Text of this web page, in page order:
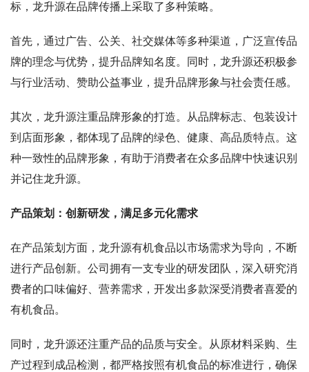
标，龙升源在品牌传播上采取了多种策略。
首先，通过广告、公关、社交媒体等多种渠道，广泛宣传品
牌的理念与优势，提升品牌知名度。同时，龙升源还积极参
与行业活动、赞助公益事业，提升品牌形象与社会责任感。
其次，龙升源注重品牌形象的打造。从品牌标志、包装设计
到店面形象，都体现了品牌的绿色、健康、高品质特点。这
种一致性的品牌形象，有助于消费者在众多品牌中快速识别
并记住龙升源。
产品策划：创新研发，满足多元化需求
在产品策划方面，龙升源有机食品以市场需求为导向，不断
进行产品创新。公司拥有一支专业的研发团队，深入研究消
费者的口味偏好、营养需求，开发出多款深受消费者喜爱的
有机食品。
同时，龙升源还注重产品的品质与安全。从原材料采购、生
产过程到成品检测，都严格按照有机食品的标准进行，确保